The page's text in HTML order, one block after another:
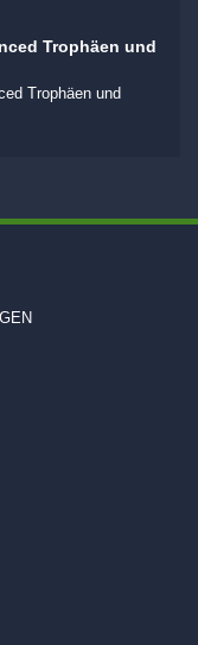
Trophäen und
Trophäen und